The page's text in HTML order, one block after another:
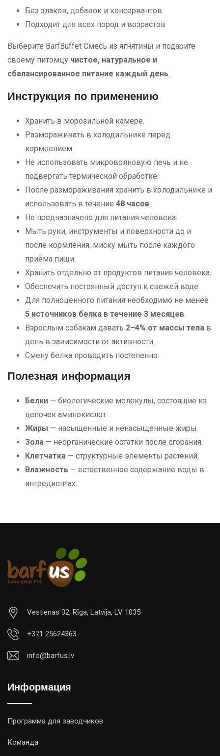
Без злаков, добавок и консервантов
Подходит для всех пород и возрастов
Выберите BarfBuffet Смесь из ягнятины и подарите
своему питомцу чистое, натуральное и
сбалансированное питание каждый день
Инструкция по применению
Хранить в морозильной камере.
Размораживать в холодильнике перед
кормлением.
Не использовать микроволновую печь и не
подвергать термической обработке.
После размораживания хранить в холодильнике и
использовать в течение 48 часов
Не предназначено для питания человека.
Мыть руки, инструменты и поверхности до и
после кормления; миску мыть после каждого
приёма пищи.
Хранить отдельно от продуктов питания человека.
Обеспечить постоянный доступ к свежей воде.
Для полноценного питания необходимо не менее
5 источников белка в течение 3 месяцев
Взрослым собакам давать 2–4% от массы тела в
день в зависимости от активности.
Смену белка проводить постепенно.
Полезная информация
Белки — биологические молекулы, состоящие из
цепочек аминокислот.
Жиры — насыщенные и ненасыщенные жиры.
Зола — неорганические остатки после сгорания.
Клетчатка — структурные элементы растений.
Влажность — естественное содержание воды в
ингредиентах.
Vestienas 32, Rīga, Latvija, LV 1035
+371 25624363
info@barfus.lv
Информация
Программа для заводчиков
Команда